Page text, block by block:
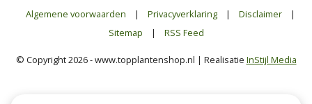
Algemene voorwaarden | Privacyverklaring | Disclaimer
|
Sitemap
| RSS Feed
© Copyright 2026 - www.topplantenshop.nl | Realisatie InStijl Media